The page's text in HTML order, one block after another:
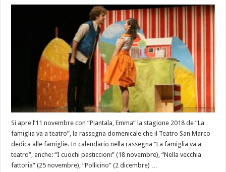
Si apre l’11 novembre con “Piantala, Emma” la stagione 2018 de “La
famiglia va a teatro”, la rassegna domenicale che il Teatro San Marco
dedica alle famiglie. In calendario nella rassegna “La famiglia va a
teatro”, anche: “I cuochi pasticcioni” (18 novembre), “Nella vecchia
fattoria” (25 novembre), “Pollicino” (2 dicembre) …